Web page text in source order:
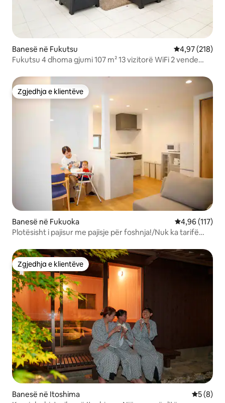
Banesë në Fukutsu Vlerësimi
4,97 (218)
Fukutsu 4 dhoma gjumi 107 m² 13 vizitorë WiFi 2 vende
Zgjedhja e klientëve
Zgjedhja e klientëve
Banesë në Fukuoka Vlerësimi
4,96 (117)
Plotësisht i pajisur me pajisje për foshnja!/Nuk ka tarifë
Zgjedhja e klientëve
Zgjedhja e klientëve
Banesë në Itoshima
5 (8)